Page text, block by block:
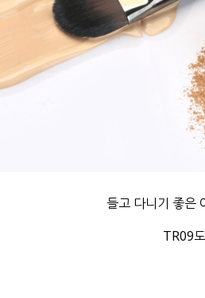
들고 다니기 좋은
TR09